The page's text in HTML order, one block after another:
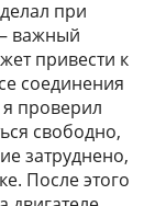
при
важный
привести к
соединения
проверил
свободно,
затруднено,
После этого